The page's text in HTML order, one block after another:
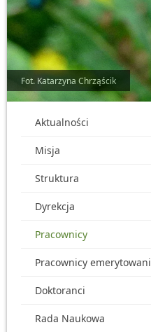
Fot. Katarzyna Chrząścik
Aktualności
Misja
Struktura
Dyrekcja
Pracownicy
Pracownicy emerytowani
Doktoranci
Rada Naukowa